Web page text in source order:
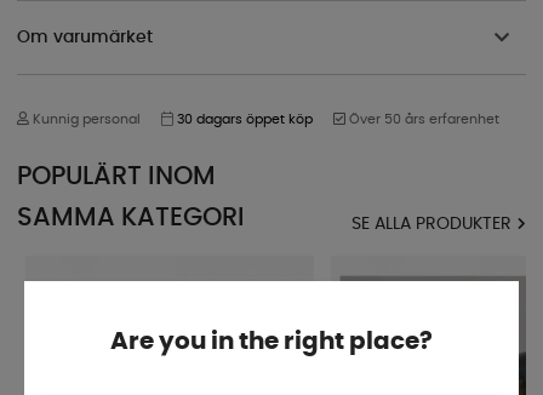
Om varumärket
Kunnig personal 30 dagars öppet köp Över 50 års erfarenhet
POPULÄRT INOM
SAMMA KATEGORI
SE ALLA PRODUKTER
Are you in the right place?